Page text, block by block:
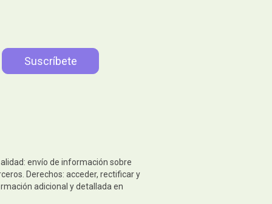
envío de información sobre
Derechos: acceder, rectificar y
adicional y detallada en